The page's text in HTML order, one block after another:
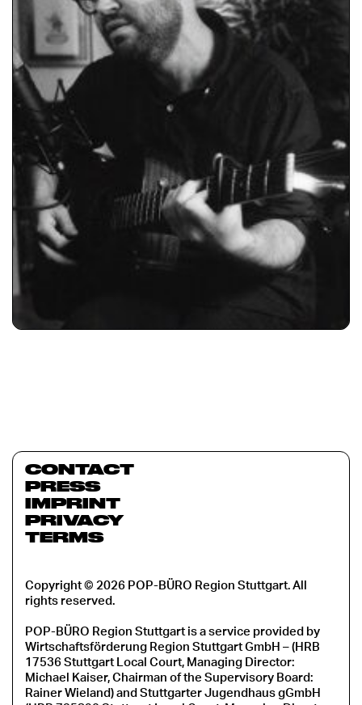
CONTACT
PRESS
IMPRINT
PRIVACY
TERMS
Copyright © 2026 POP-BÜRO Region Stuttgart. All
rights reserved.
POP-BÜRO Region Stuttgart is a service provided by
Wirtschaftsförderung Region Stuttgart GmbH – (HRB
17536 Stuttgart Local Court, Managing Director:
Michael Kaiser, Chairman of the Supervisory Board:
Rainer Wieland) and Stuttgarter Jugendhaus gGmbH